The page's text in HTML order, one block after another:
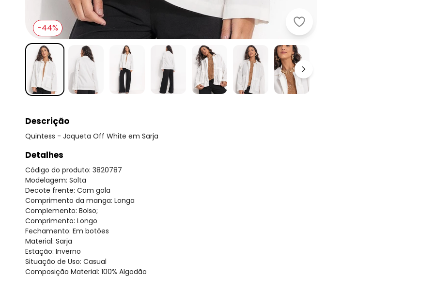
Quintess - Jaqueta Off White em
-44%
Descrição
Quintess - Jaqueta Off White em Sarja
Detalhes
Código do produto: 3820787
Modelagem: Solta
Decote frente: Com gola
Comprimento da manga: Longa
Complemento: Bolso;
Comprimento: Longo
Fechamento: Em botões
Material: Sarja
Estação: Inverno
Situação de Uso: Casual
Composição Material: 100% Algodão